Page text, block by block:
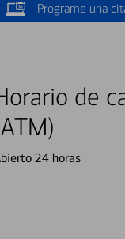
Programe una
de
24 horas